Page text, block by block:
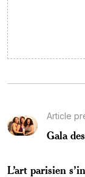
Article
Gala
L’art parisien